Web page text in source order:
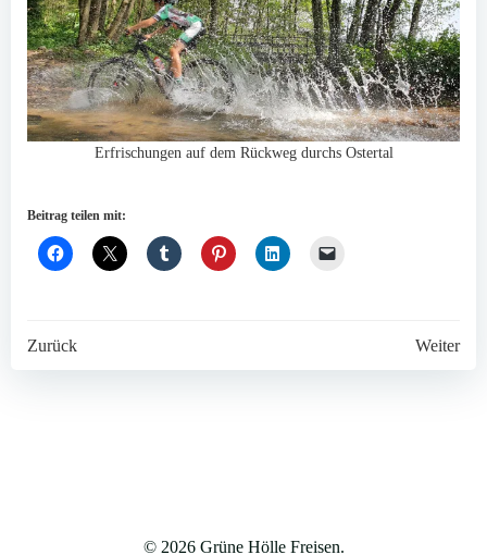
Erfrischungen auf dem Rückweg durchs Ostertal
Beitrag teilen mit:
Post
Zurück
Post
Weiter
© 2026 Grüne Hölle Freisen.